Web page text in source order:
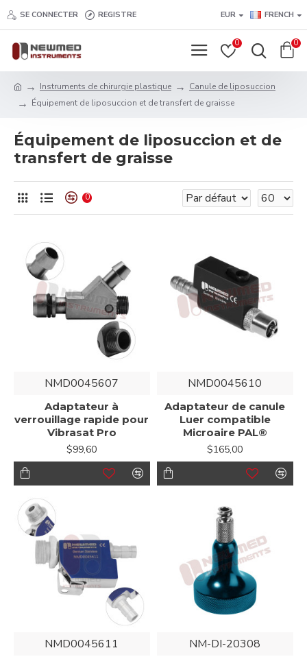
SE CONNECTER REGISTRE EUR FRENCH
0 0
Instruments de chirurgie plastique
Canule de liposuccion
Équipement de liposuccion et de transfert de graisse
Équipement de liposuccion et de
transfert de graisse
0
NMD0045607
Adaptateur à
verrouillage rapide pour
Vibrasat Pro
$99,60
NMD0045610
Adaptateur de canule
Luer compatible
Microaire PAL®
$165,00
NMD0045611 NM-DI-20308